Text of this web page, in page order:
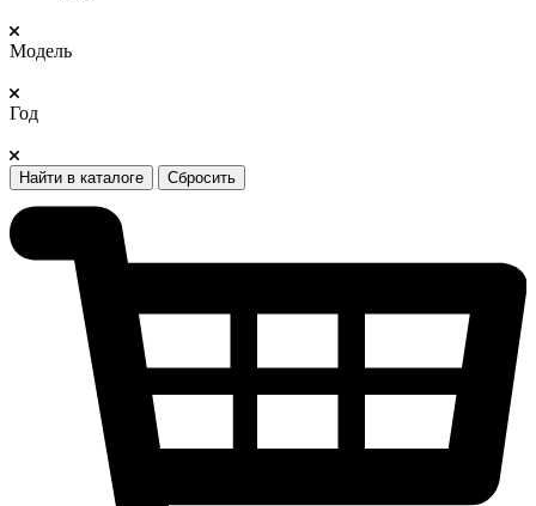
Модель
Год
Найти в каталоге Сбросить